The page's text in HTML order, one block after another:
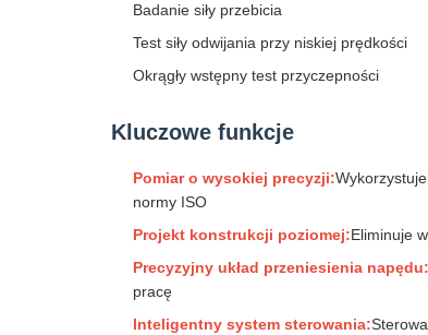
Badanie siły przebicia
Test siły odwijania przy niskiej prędkości
Okrągły wstępny test przyczepności
Kluczowe funkcje
Pomiar o wysokiej precyzji:
normy ISO
Projekt konstrukcji poziomej:Eliminuje
Precyzyjny układ przeniesienia napędu:
pracę
Inteligentny system sterowania: